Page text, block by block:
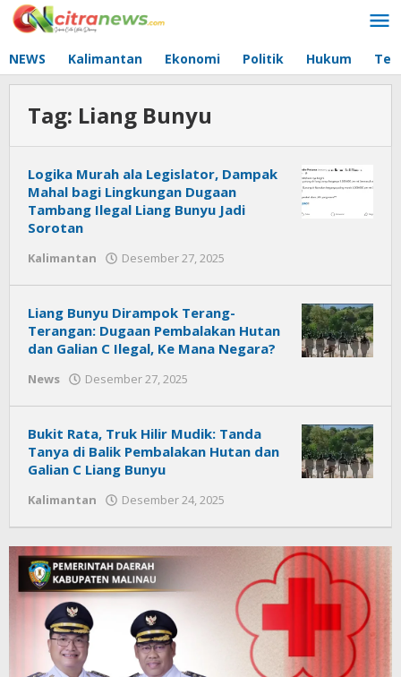
Lewati
ke
NEWS Kalimantan Ekonomi Politik Hukum
Tag: Liang Bunyu
Logika Murah ala Legislator, Dampak
Mahal bagi Lingkungan Dugaan
Tambang Ilegal Liang Bunyu Jadi
Sorotan
Kalimantan Desember 27, 2025
Liang Bunyu Dirampok Terang-
Terangan: Dugaan Pembalakan Hutan
dan Galian C Ilegal, Ke Mana Negara?
News Desember 27, 2025
Bukit Rata, Truk Hilir Mudik: Tanda
Tanya di Balik Pembalakan Hutan dan
Galian C Liang Bunyu
Kalimantan Desember 24, 2025